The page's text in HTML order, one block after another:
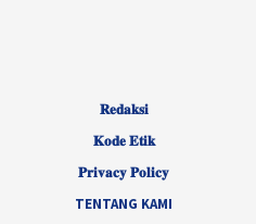
𝐑𝐞𝐝𝐚𝐤𝐬𝐢
𝐊𝐨𝐝𝐞 𝐄𝐭𝐢𝐤
𝐏𝐫𝐢𝐯𝐚𝐜𝐲 𝐏𝐨𝐥𝐢𝐜𝐲
TENTANG KAMI